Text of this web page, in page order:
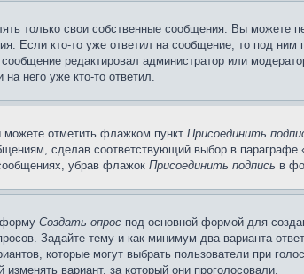
только свои собственные сообщения. Вы можете
Если кто-то уже ответил на сообщение, то под ним
редактировал администратор или
него уже кто-то ответил.
отметить флажком пункт Присоединить
сделав соответствующий выбор в параграфе
убрав флажок Присоединить подпись в
форму Создать опрос под основной формой для
Задайте тему и как минимум два варианта
которые могут выбрать пользователи при
вариант, за который они проголосовали.